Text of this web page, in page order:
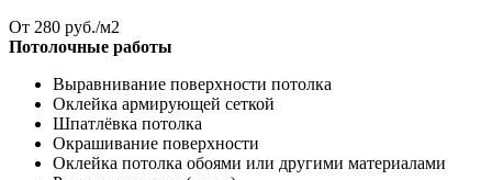
От 280 руб./м2
Потолочные работы
Выравнивание поверхности потолка
Оклейка армирующей сеткой
Шпатлёвка потолка
Окрашивание поверхности
Оклейка потолка обоями или другими материалами